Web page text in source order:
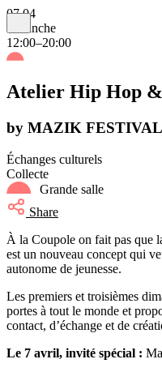
07.04
dimanche
12:00–20:00
Atelier Hip Hop
by MAZIK FESTIVAL
Échanges culturels
Collecte
Grande salle
Share
À la Coupole on fait pas que
est un nouveau concept qui
autonome de jeunesse.
Les premiers et troisièmes
portes à tout le monde et
contact, d’échange et de
Le 7 avril, invité spécial :